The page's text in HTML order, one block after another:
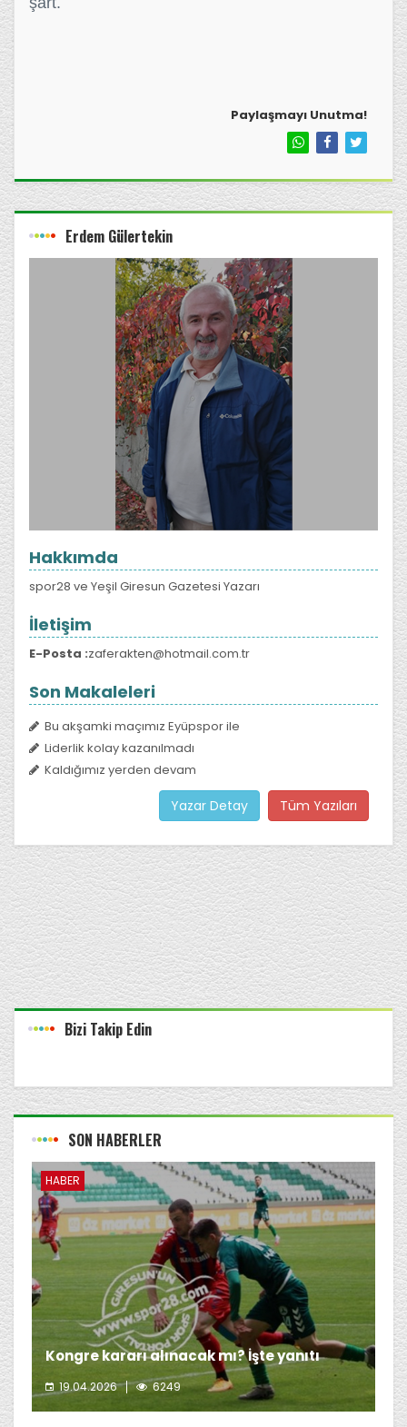
Paylaşmayı Unutma!
Erdem Gülertekin
Hakkımda
spor28 ve Yeşil Giresun Gazetesi Yazarı
İletişim
E-Posta :zaferakten@hotmail.com.tr
Son Makaleleri
Bu akşamki maçımız Eyüpspor ile
Liderlik kolay kazanılmadı
Kaldığımız yerden devam
Yazar Detay Tüm Yazıları
Bizi Takip Edin
SON HABERLER
HABER
Kongre kararı alınacak mı? İşte yanıtı
19.04.2026 6249
Giresunspor Başkanı Emin Eltuğral'ın kongre kararı